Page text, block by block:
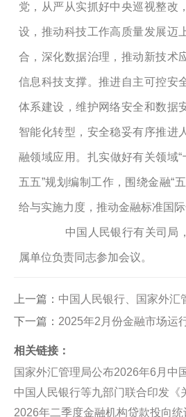
党，从严从实抓好中央巡视整改
设，推动科技工作高质量发展迈
合，深化数据治理，推动新技术
信息科技支撑。推进自主可控安
体系建设，维护网络安全和数据
智能化转型，安全稳妥有序推进
融领域应用。扎实做好有关领域“
五五”规划编制工作，围绕金融“
给与实施力度，推动金融标准国际
中国人民银行有关司局
属单位负责同志参加会议。
上一篇： 中国人民银行、国家外汇管理局持续扩大跨
下一篇： 2025年2月份金融市场运
相关链接：
2026年二季度金融机构贷款投向统